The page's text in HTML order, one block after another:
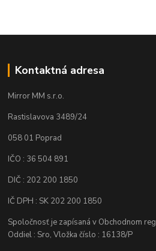
Kontaktná adresa
Mirror MM s.r.o.
Rastislavova 3489/24
058 01 Poprad
IČO : 36 504 891
DIČ : 202 200 1850
IČ DPH : SK 202 200 1850
Spoločnosť je zapísaná v Obchodnom
Oddiel : Sro, Vložka číslo : 16138/P